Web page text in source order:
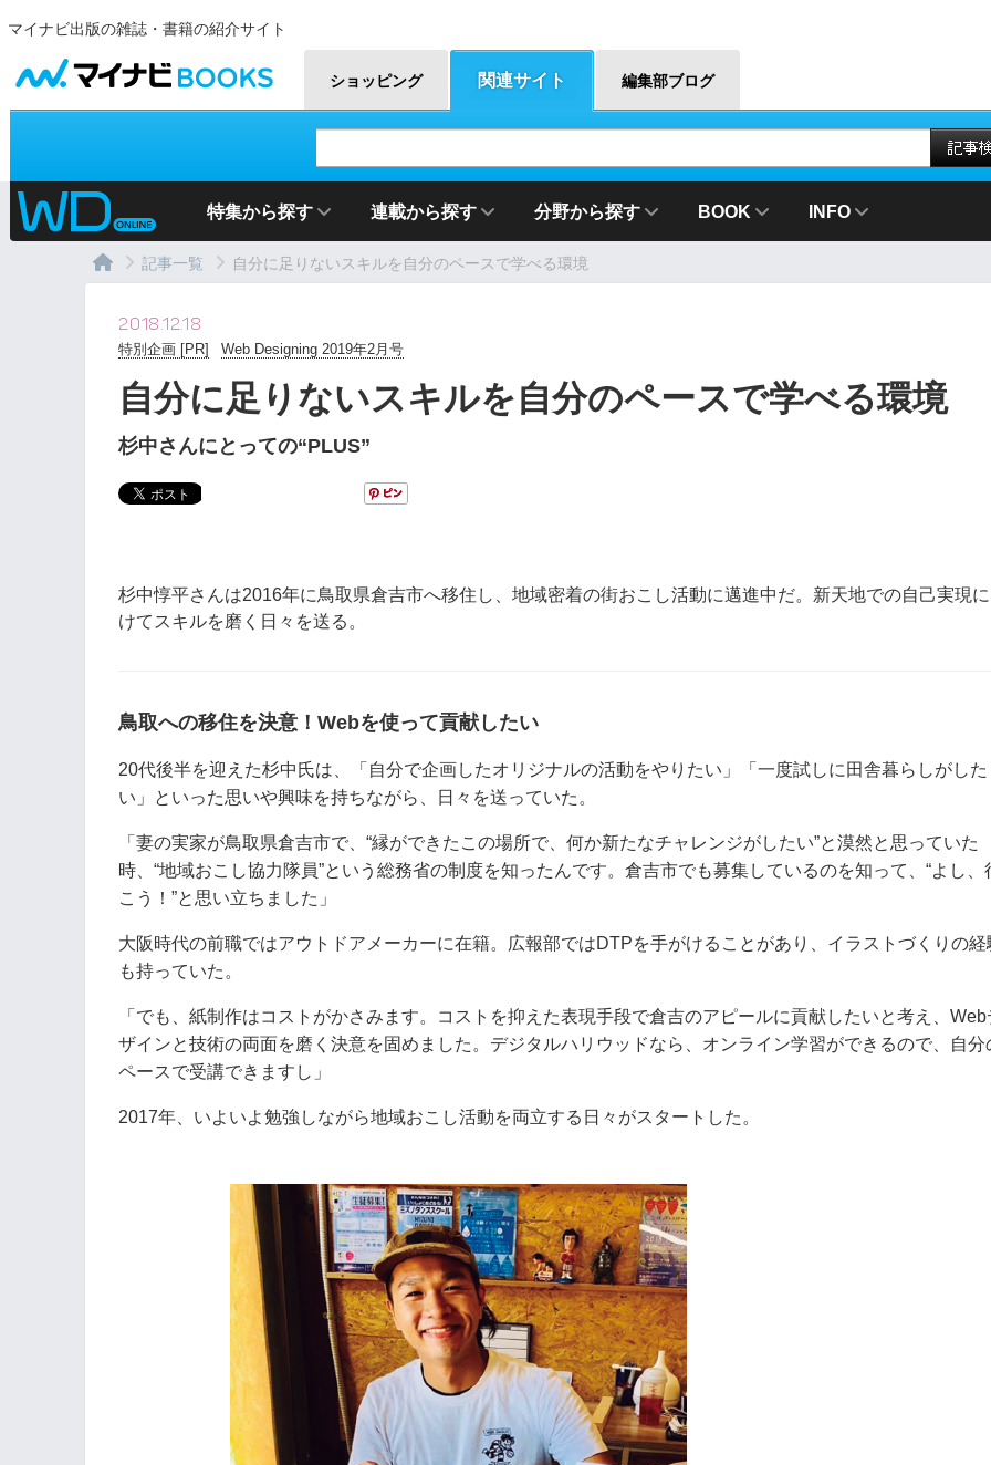
マイナビ出版の雑誌・書籍の紹介サイト
マイナビBOOKS
ショッピング 関連サイト 編集部ブログ
特集から探す 連載から探す 分野から探す BOOK INFO
記事一覧 自分に足りないスキルを自分のペースで学べる環境
2018.12.18
特別企画 [PR] Web Designing 2019年2月号
自分に足りないスキルを自分のペースで学べる環境
杉中さんにとっての“PLUS”
杉中惇平さんは2016年に鳥取県倉吉市へ移住し、地域密着の街おこし活動に邁進中だ。新天地での自己実現に
けてスキルを磨く日々を送る。
鳥取への移住を決意！Webを使って貢献したい
20代後半を迎えた杉中氏は、「自分で企画したオリジナルの活動をやりたい」「一度試しに田舎暮らしがした
い」といった思いや興味を持ちながら、日々を送っていた。
「妻の実家が鳥取県倉吉市で、“縁ができたこの場所で、何か新たなチャレンジがしたい”と漠然と思っていた
時、“地域おこし協力隊員”という総務省の制度を知ったんです。倉吉市でも募集しているのを知って、“よし、
こう！”と思い立ちました」
大阪時代の前職ではアウトドアメーカーに在籍。広報部ではDTPを手がけることがあり、イラストづくりの経
も持っていた。
「でも、紙制作はコストがかさみます。コストを抑えた表現手段で倉吉のアピールに貢献したいと考え、Web
ザインと技術の両面を磨く決意を固めました。デジタルハリウッドなら、オンライン学習ができるので、自分
ペースで受講できますし」
2017年、いよいよ勉強しながら地域おこし活動を両立する日々がスタートした。